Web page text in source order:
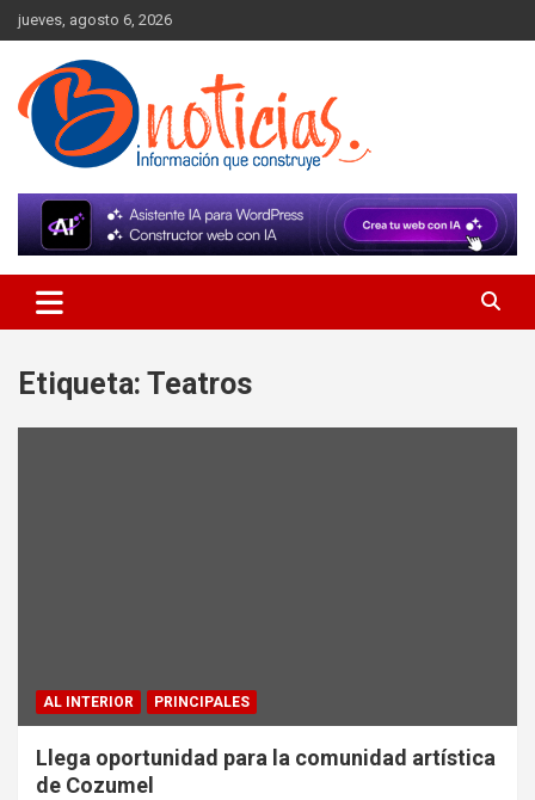
Skip
to
content
jueves, agosto 6, 2026
BNoticias
Etiqueta: Teatros
AL INTERIOR PRINCIPALES
Llega oportunidad para la comunidad artística
de Cozumel